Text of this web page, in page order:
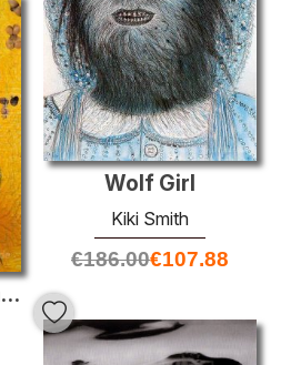
Wolf Girl
Kiki Smith
€186.00€107.88
Die Heilige Jungfrau Maria